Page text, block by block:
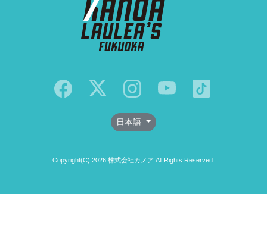
日本語
Copyright(C) 2026 株式会社カノア All Rights Reserved.